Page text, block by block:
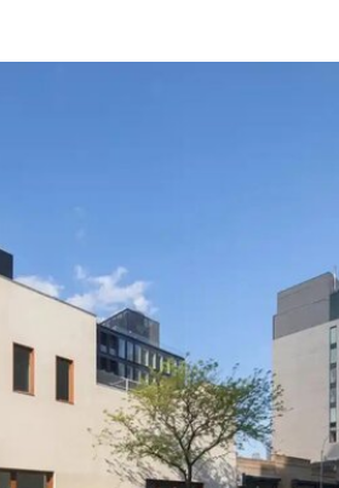
，欧盟即表示将撤回资助。4
消拨款，但给予双年展30天时
终决定是在对申诉进行审查后
马斯·雷尼耶（Thomas
明中表示：“由欧洲纳税人资金
当捍卫民主价值，促进开放对
由。”他同时指出，这些价值观
得到尊重”。
威尼斯双年展整体财政影响有
是欧盟对双年展组织方的一次
月俄罗斯入侵乌克兰后，双年